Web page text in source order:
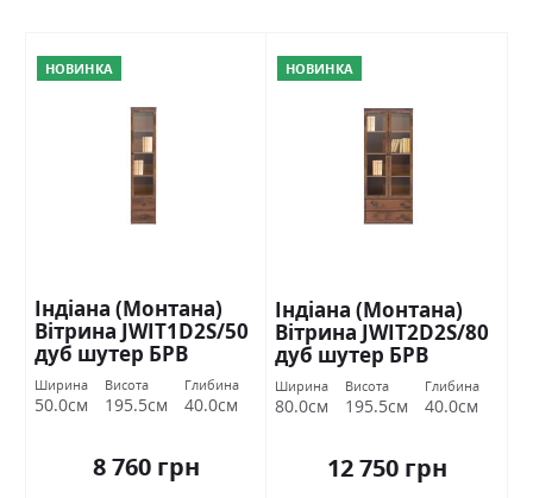
НОВИНКА
Індіана (Монтана)
Вітрина JWIT1D2S/50
дуб шутер БРВ
Україна
Ширина
50.0см
Висота
195.5см
Глибина
40.0см
8 760 грн
НОВИНКА
Індіана (Монтана)
Вітрина JWIT2D2S/80
дуб шутер БРВ
Україна
Ширина
80.0см
Висота
195.5см
Глибина
40.0см
12 750 грн